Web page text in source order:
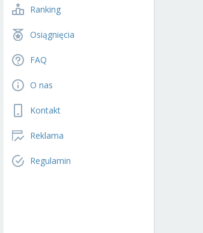
Ranking
Osiągnięcia
FAQ
O nas
Kontakt
Reklama
Regulamin